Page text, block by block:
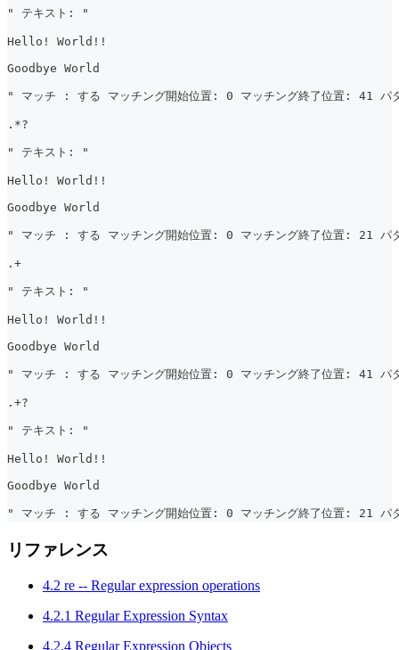
" テキスト: "
Hello! World!!
Goodbye World
" マッチ : する マッチング開始位置: 0 マッチング終了位置: 41
.*?
" テキスト: "
Hello! World!!
Goodbye World
" マッチ : する マッチング開始位置: 0 マッチング終了位置: 21
.+
" テキスト: "
Hello! World!!
Goodbye World
" マッチ : する マッチング開始位置: 0 マッチング終了位置: 41
.+?
" テキスト: "
Hello! World!!
Goodbye World
" マッチ : する マッチング開始位置: 0 マッチング終了位置: 21
リファレンス
4.2 re -- Regular expression operations
4.2.1 Regular Expression Syntax
4.2.4 Regular Expression Objects